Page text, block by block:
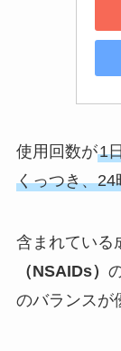
使用回数が1
くっつき、24
含まれている
（NSAIDs）
のバランスが